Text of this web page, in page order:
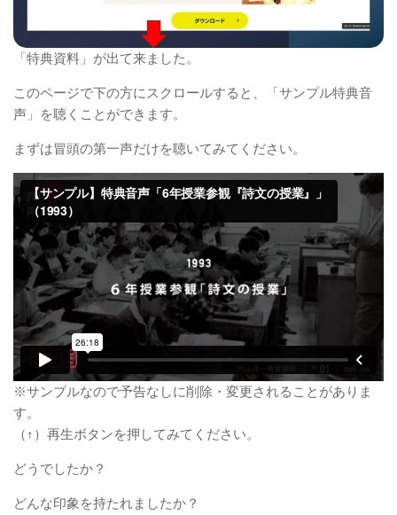
「特典資料」が出て来ました。
このページで下の方にスクロールすると、「サンプル特典音
声」を聴くことができます。
まずは冒頭の第一声だけを聴いてみてください。
※サンプルなので予告なしに削除・変更されることがありま
す。
（↑）再生ボタンを押してみてください。
どうでしたか？
どんな印象を持たれましたか？